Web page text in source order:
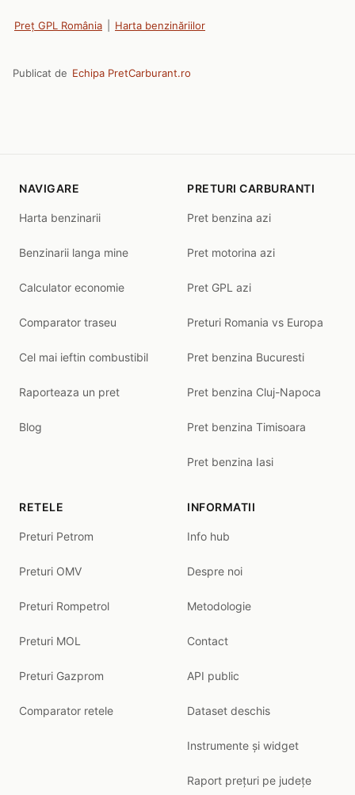
Preț GPL România Harta benzinăriilor
Publicat de Echipa PretCarburant.ro
NAVIGARE
Harta benzinarii
Benzinarii langa mine
Calculator economie
Comparator traseu
Cel mai ieftin combustibil
Raporteaza un pret
Blog
PRETURI CARBURANTI
Pret benzina azi
Pret motorina azi
Pret GPL azi
Preturi Romania vs Europa
Pret benzina Bucuresti
Pret benzina Cluj-Napoca
Pret benzina Timisoara
Pret benzina Iasi
RETELE
Preturi Petrom
Preturi OMV
Preturi Rompetrol
Preturi MOL
Preturi Gazprom
Comparator retele
INFORMATII
Info hub
Despre noi
Metodologie
Contact
API public
Dataset deschis
Instrumente și widget
Raport prețuri pe județe